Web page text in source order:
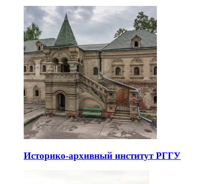
Историко-архивный институт РГГУ